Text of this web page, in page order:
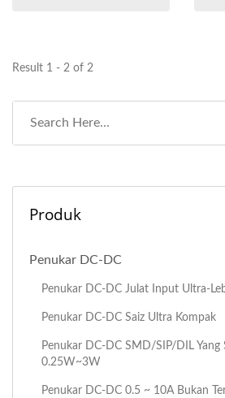
Result 1 - 2 of 2
Produk
Penukar DC-DC
Penukar DC-DC Julat Input Ultra-
Penukar DC-DC Saiz Ultra Kompak
Penukar DC-DC SMD/SIP/DIL Yang
0.25W~3W
Penukar DC-DC 0.5 ~ 10A Bukan